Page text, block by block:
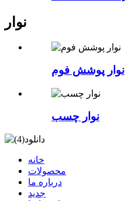
نوار
نوار پوشش فوم
نوار چسب
خانه
محصولات
درباره ما
جدید